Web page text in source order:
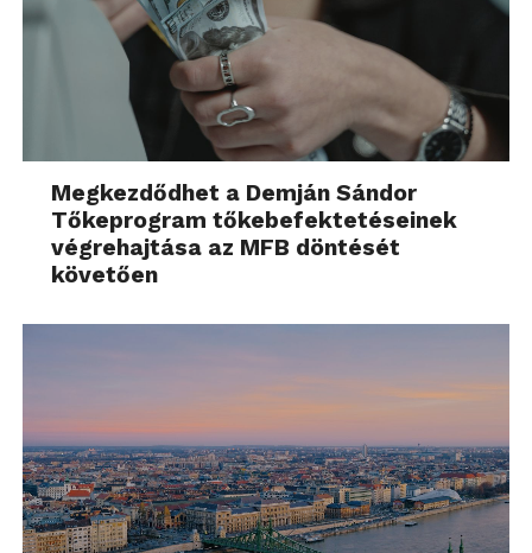
Megkezdődhet a Demján Sándor
Tőkeprogram tőkebefektetéseinek
végrehajtása az MFB döntését
követően